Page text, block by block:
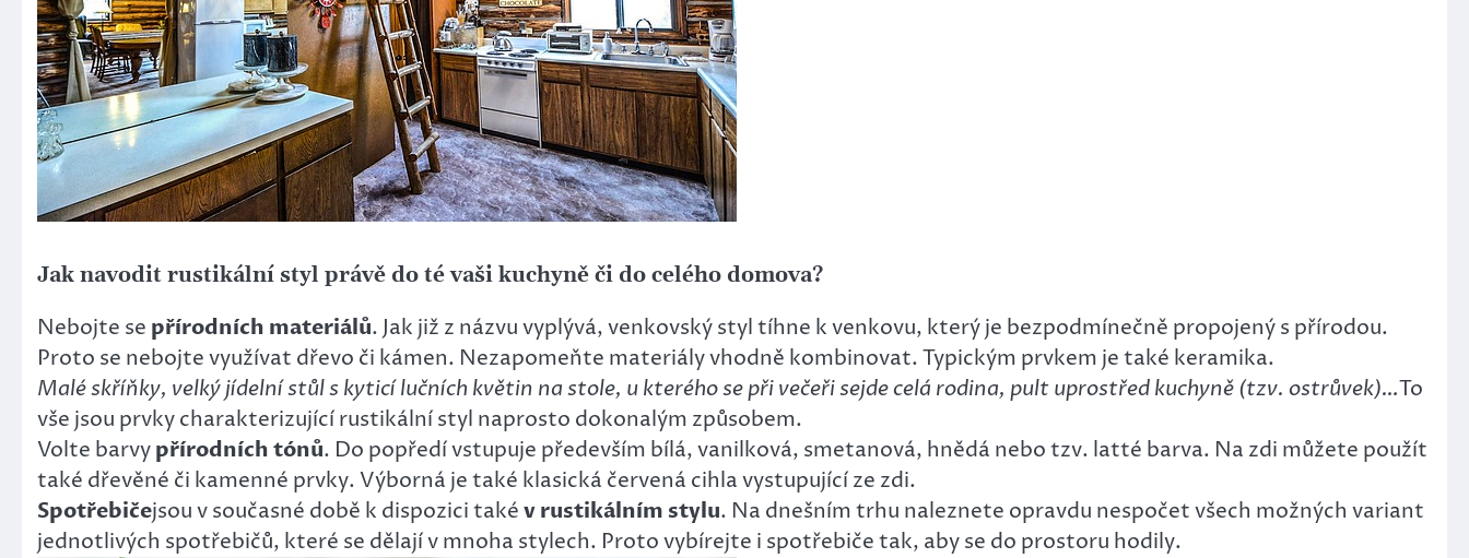
Jak navodit rustikální styl právě do té vaši kuchyně či do celého domova?
Nebojte se přírodních materiálů. Jak již z názvu vyplývá, venkovský styl tíhne k venkovu, který je bezpodmínečně propojený s přírodou.
Proto se nebojte využívat dřevo či kámen. Nezapomeňte materiály vhodně kombinovat. Typickým prvkem je také keramika.
Malé skříňky, velký jídelní stůl s kyticí lučních květin na stole, u kterého se při večeři sejde celá rodina, pult uprostřed kuchyně (tzv. ostrůvek)…To
vše jsou prvky charakterizující rustikální styl naprosto dokonalým způsobem.
Volte barvypřírodních tónů. Do popředí vstupuje především bílá, vanilková, smetanová, hnědá nebo tzv. latté barva. Na zdi můžete použít
také dřevěné či kamenné prvky. Výborná je také klasická červená cihla vystupující ze zdi.
Spotřebičejsou v současné době k dispozici takév rustikálním stylu. Na dnešním trhu naleznete opravdu nespočet všech možných variant
jednotlivých spotřebičů, které se dělají v mnoha stylech. Proto vybírejte i spotřebiče tak, aby se do prostoru hodily.